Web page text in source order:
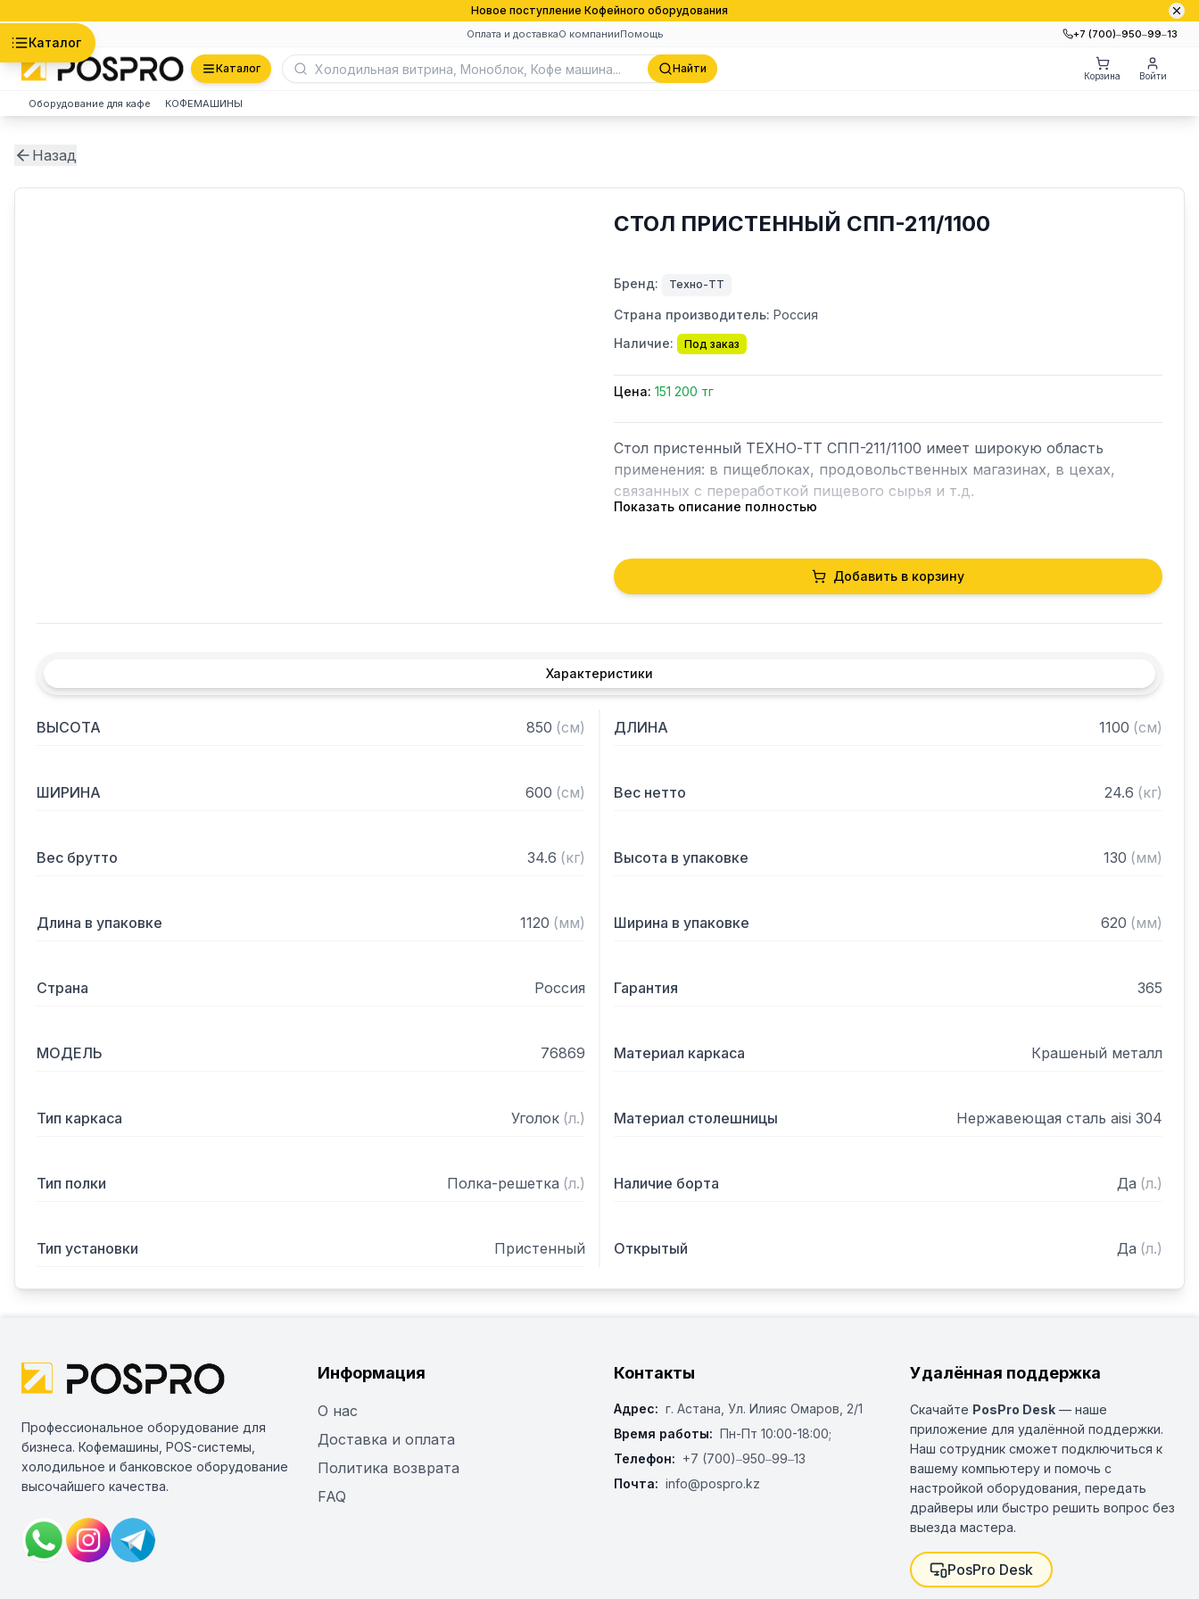
Новое поступление Кофейного оборудования
Оплата и доставкаО компанииПомощь +7 (700)‒950‒99‒13
Каталог
Каталог Найти
Корзина Войти
Оборудование для кафе КОФЕМАШИНЫ
Назад
СТОЛ ПРИСТЕННЫЙ СПП-211/1100
Бренд: Техно-ТТ
Страна производитель: Россия
Наличие:
Под заказ
Цена: 151 200 тг
Стол пристенный ТЕХНО-ТТ СПП-211/1100 имеет широкую область
применения: в пищеблоках, продовольственных магазинах, в цехах,
связанных с переработкой пищевого сырья и т.д.
— Стол производственный с объемным бортом высотой 70 мм,
столешница из нержавеющей стали марки AISI 304 толщиной 0,8 мм
— Каркас разборный из уголка 40х40 толщиной 2 мм, покрытого
— Регулируемые опоры
Показать описание полностью
Добавить в корзину
Характеристики
ВЫСОТА 850 (см) ДЛИНА 1100 (см)
ШИРИНА 600 (см) Вес нетто 24.6 (кг)
Вес брутто 34.6 (кг) Высота в упаковке 130 (мм)
Длина в упаковке 1120 (мм) Ширина в упаковке 620 (мм)
Страна Россия Гарантия 365
МОДЕЛЬ 76869 Материал каркаса Крашеный металл
Тип каркаса Уголок (л.) Материал столешницы Нержавеющая сталь aisi 304
Тип полки Полка-решетка (л.) Наличие борта Да (л.)
Тип установки Пристенный Открытый Да (л.)
Профессиональное оборудование для
бизнеса. Кофемашины, POS-системы,
холодильное и банковское оборудование
высочайшего качества.
Информация
О нас
Доставка и оплата
Политика возврата
FAQ
Контакты
Адрес: г. Астана, ​Ул. Илияс Омаров, 2/1
Время работы: Пн-Пт 10:00-18:00;
Телефон: +7 (700)‒950‒99‒13
Почта: info@pospro.kz
Удалённая поддержка
Скачайте PosPro Desk — наше
приложение для удалённой поддержки.
Наш сотрудник сможет подключиться к
вашему компьютеру и помочь с
настройкой оборудования, передать
драйверы или быстро решить вопрос без
выезда мастера.
PosPro Desk